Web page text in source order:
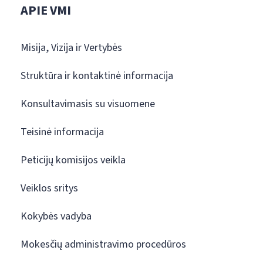
APIE VMI
Misija, Vizija ir Vertybės
Struktūra ir kontaktinė informacija
Konsultavimasis su visuomene
Teisinė informacija
Peticijų komisijos veikla
Veiklos sritys
Kokybės vadyba
Mokesčių administravimo procedūros